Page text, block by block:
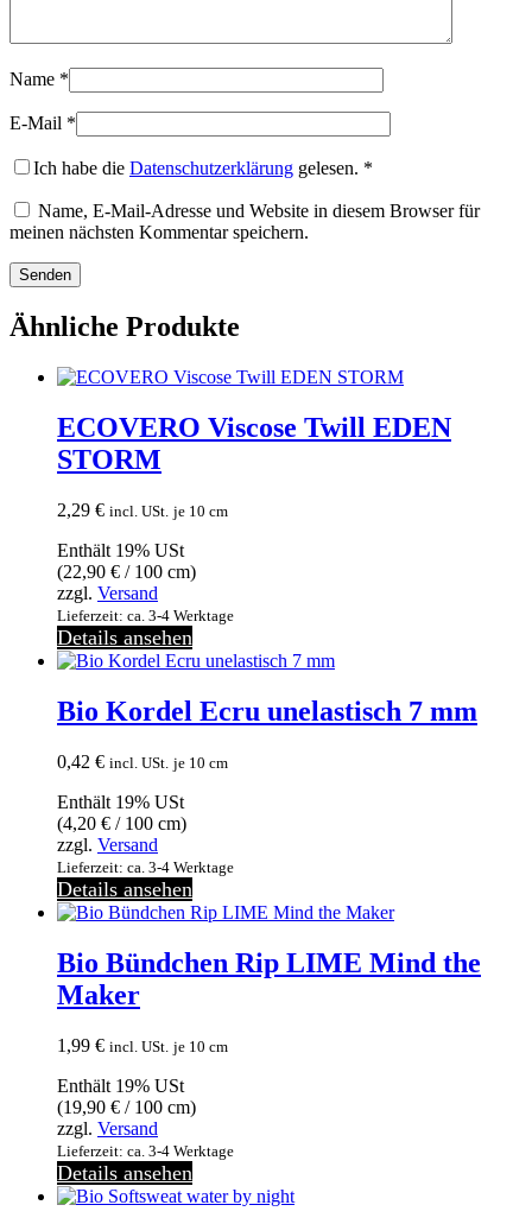
Name *
E-Mail *
Ich habe die Datenschutzerklärung gelesen. *
Name, E-Mail-Adresse und Website in diesem Browser für
meinen nächsten Kommentar speichern.
Ähnliche Produkte
ECOVERO Viscose Twill EDEN
STORM
2,29 € incl. USt. je 10 cm
Enthält 19% USt
(22,90 € / 100 cm)
zzgl. Versand
Lieferzeit: ca. 3-4 Werktage
Details ansehen
Bio Kordel Ecru unelastisch 7 mm
0,42 € incl. USt. je 10 cm
Enthält 19% USt
(4,20 € / 100 cm)
zzgl. Versand
Lieferzeit: ca. 3-4 Werktage
Details ansehen
Bio Bündchen Rip LIME Mind the
Maker
1,99 € incl. USt. je 10 cm
Enthält 19% USt
(19,90 € / 100 cm)
zzgl. Versand
Lieferzeit: ca. 3-4 Werktage
Details ansehen